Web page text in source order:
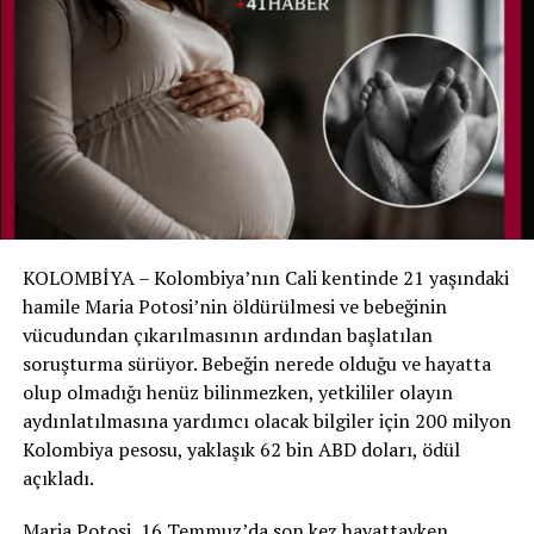
bulunduğu torbayı açtığında Noah’ın hareket ettiğini
fark etti. Görevlinin anlatımına göre bebek daha sonra
öksürmeye ve nefes almaya çalışır gibi sesler çıkarmaya
başladı.
Bunun üzerine hastane ekibine hemen haber verildi.
Noah yeniden muayene edildi ve yaşam belirtilerinin
bulunduğu belirlenerek yenidoğan yoğun bakımına geri
alındı.
Aile hastaneyi suçlamıyor
Hastane, ölüm tespitinde gerekli tıbbi ve yasal
prosedürlerin uygulandığını ve mevcut bulgular ışığında
bir ihmal tespit edilmediğini açıkladı. Noah’ın annesi de
hastane personelinin oğlunu kurtarmak için yoğun çaba
gösterdiğini belirterek sağlık ekibini suçlamadıklarını
söyledi.
KOLOMBİYA – Kolombiya’nın Cali kentinde 21 yaşındaki
hamile Maria Potosi’nin öldürülmesi ve bebeğinin
vücudundan çıkarılmasının ardından başlatılan
soruşturma sürüyor. Bebeğin nerede olduğu ve hayatta
olup olmadığı henüz bilinmezken, yetkililer olayın
aydınlatılmasına yardımcı olacak bilgiler için 200 milyon
Kolombiya pesosu, yaklaşık 62 bin ABD doları, ödül
açıkladı.